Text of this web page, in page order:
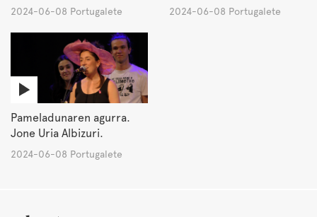
2024-06-08 Portugalete 2024-06-08 Portugalete
Pameladunaren agurra.
Jone Uria Albizuri.
2024-06-08 Portugalete